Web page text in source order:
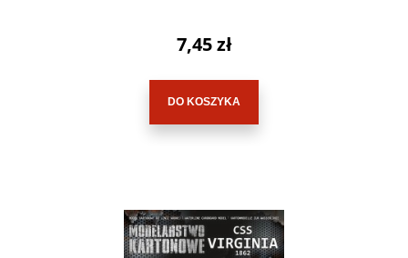
7,45 zł
DO KOSZYKA